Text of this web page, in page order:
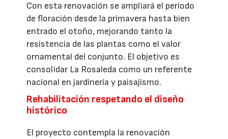
Con esta renovación se ampliará el periodo
de floración desde la primavera hasta bien
entrado el otoño, mejorando tanto la
resistencia de las plantas como el valor
ornamental del conjunto. El objetivo es
consolidar La Rosaleda como un referente
nacional en jardinería y paisajismo.
Rehabilitación respetando el diseño
histórico
El proyecto contempla la renovación